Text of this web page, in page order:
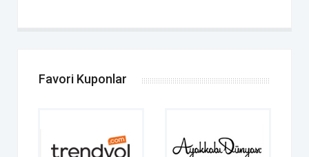
Favori Kuponlar